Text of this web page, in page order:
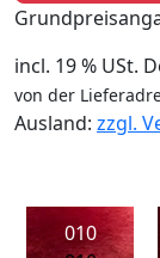
incl. 19 % USt.
von der
Ausland: zzgl.
010